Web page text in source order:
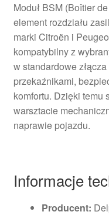
Moduł BSM (Boîtier
element rozdziału
marki Citroën i
kompatybilny z
w standardowe
przekaźnikami,
komfortu. Dzięki temu
warsztacie
naprawie pojazdu.
Informacje
Producent: